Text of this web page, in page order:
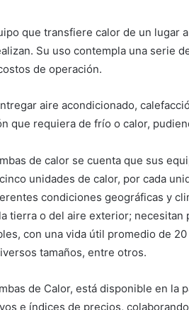
que transfiere calor de un lugar
Su uso contempla una serie
de operación.
aire acondicionado,
que requiera de frío o calor,
de calor se cuenta que sus
unidades de calor, por cada
condiciones geográficas y
tierra o del aire exterior; necesitan
con una vida útil promedio de
tamaños, entre otros.
de Calor, está disponible en la
e índices de precios,